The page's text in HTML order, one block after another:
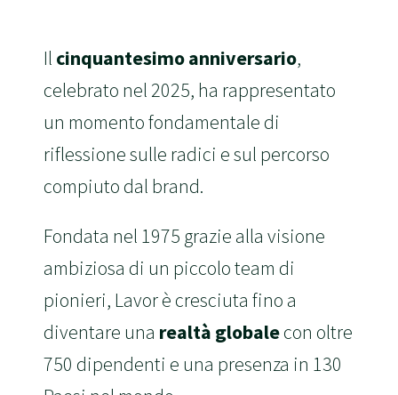
Il cinquantesimo anniversario,
celebrato nel 2025, ha rappresentato
un momento fondamentale di
riflessione sulle radici e sul percorso
compiuto dal brand.
Fondata nel 1975 grazie alla visione
ambiziosa di un piccolo team di
pionieri, Lavor è cresciuta fino a
diventare una realtà globalecon oltre
750 dipendenti e una presenza in 130